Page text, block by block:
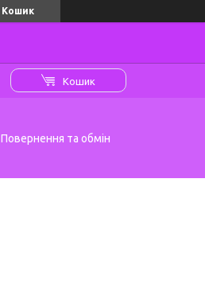
Кошик
Кошик
Повернення та обмін